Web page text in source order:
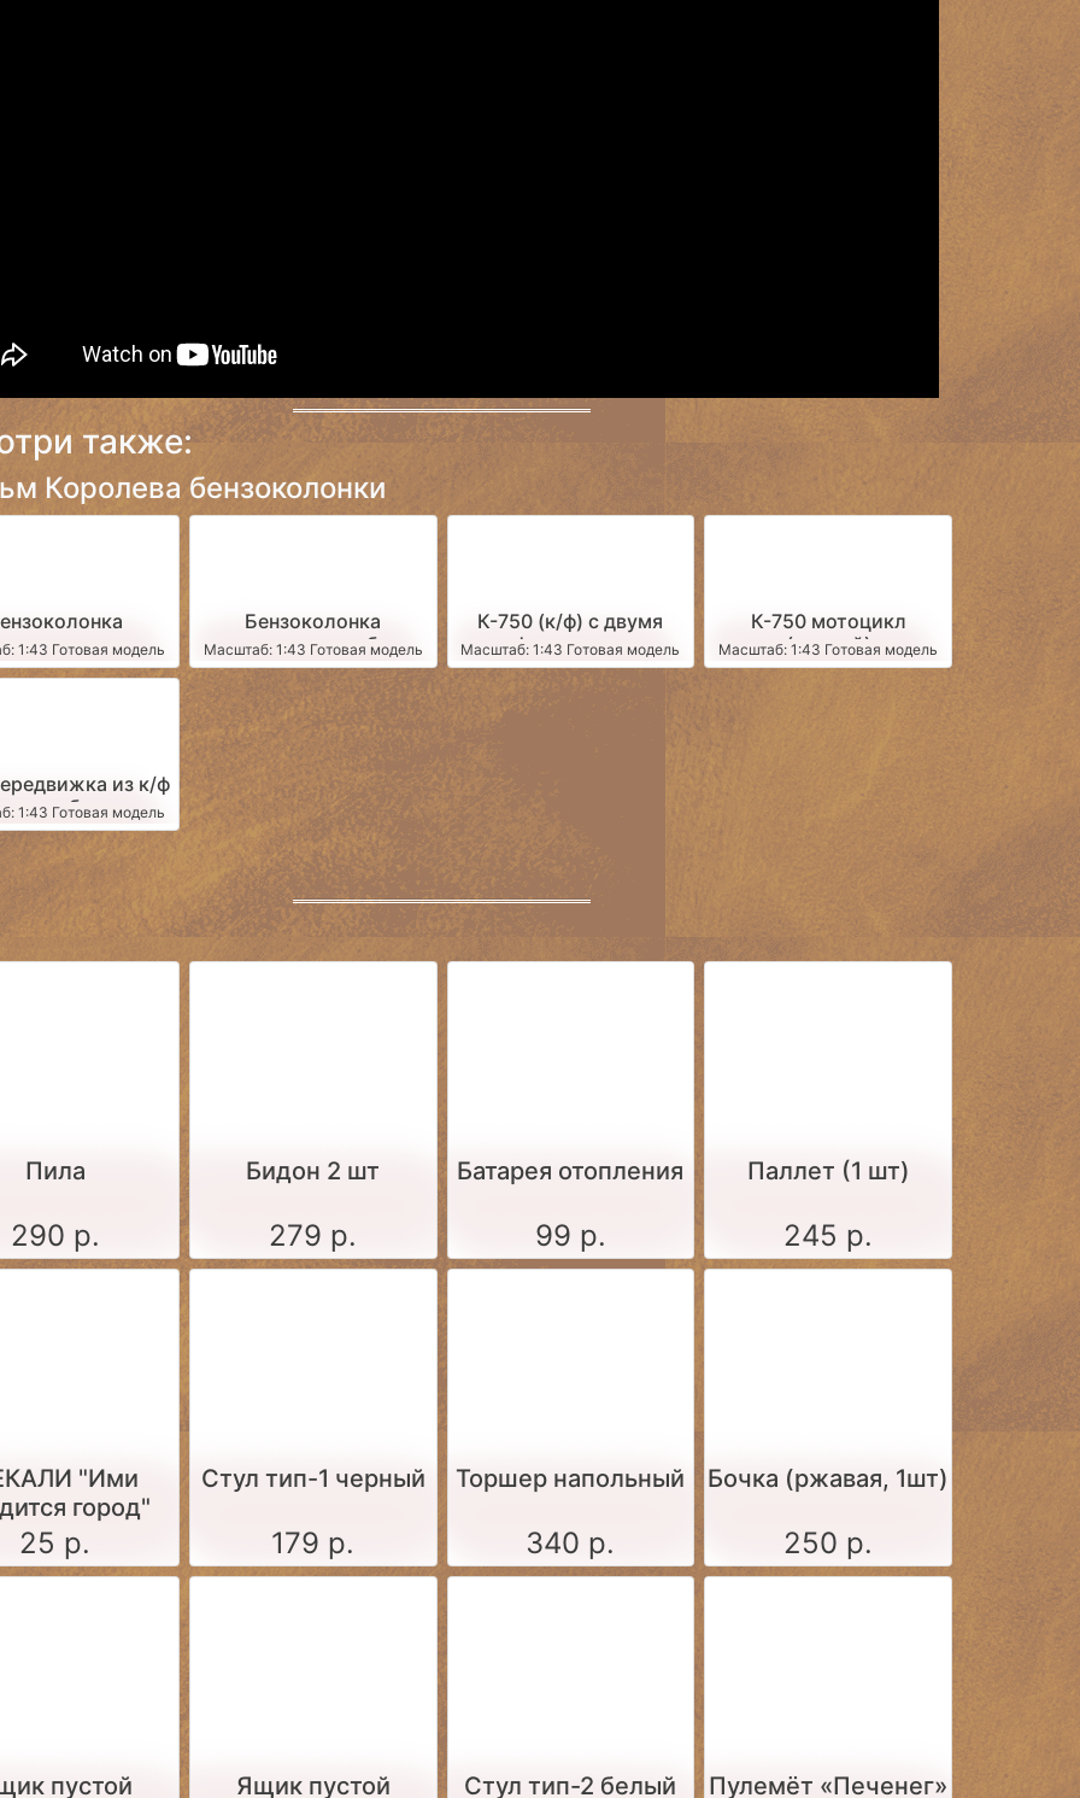
также:
Королева бензоколонки
1954 года (из к/
1:43 Готовая модель
Бензоколонка
автоматическая образца
1954 года (из к/ф)
Масштаб: 1:43 Готовая модель
К-750 (к/ф) с двумя
фигурками.
Масштаб: 1:43 Готовая модель
К-750 мотоцикл
(черный)
Масштаб: 1:43 Готовая модель
из к/ф
в боксе с
1:43 Готовая модель
Пила
290 р.
Бидон 2 шт
279 р.
Батарея отопления
99 р.
Паллет (1 шт)
245 р.
"Ими
город"
25 р.
Стул тип-1 черный
179 р.
Торшер напольный
340 р.
Бочка (ржавая, 1шт)
250 р.
пустой Ящик пустой Стул тип-2 белый Пулемёт «Печенег»